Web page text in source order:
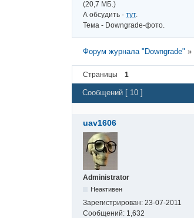
(20,7 МБ.)
А обсудить - тут.
Тема - Downgrade-фото.
Форум журнала "Downgrade" »
Страницы 1
Сообщений [ 10 ]
uav1606
Administrator
Неактивен
Зарегистрирован: 23-07-2011
Сообщений: 1,632